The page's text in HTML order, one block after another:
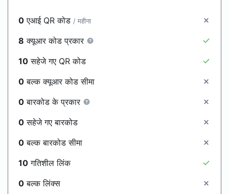
0 एआई QR कोड / महीना
8 क्यूआर कोड प्रकार
10 सहेजे गए QR कोड
0 बल्क क्यूआर कोड सीमा
0 बारकोड के प्रकार
0 सहेजे गए बारकोड
0 बल्क बारकोड सीमा
10 गतिशील लिंक
0 बल्क लिंक्स